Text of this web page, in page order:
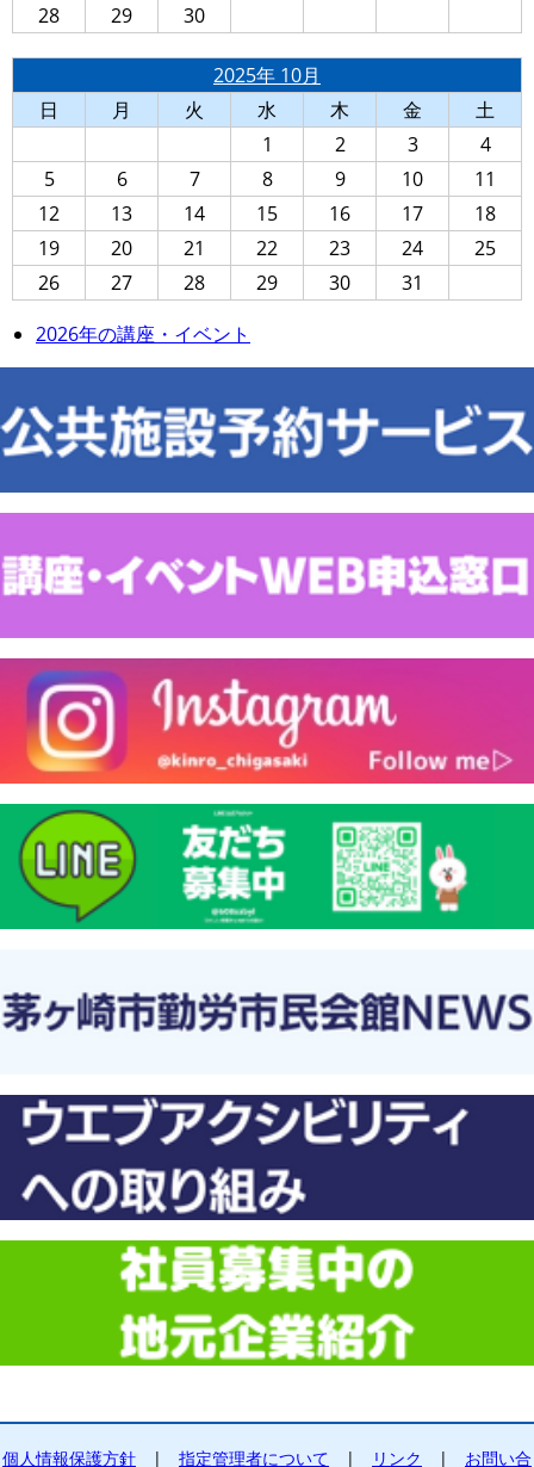
28
29 30
2025年 10月
日
月 火 水 木 金
土
1
2 3
4
5
6 7 8 9 10
11
12
13 14 15 16 17
18
19
20 21 22 23 24
25
26
27 28 29 30
31
2026年の講座・イベント
個人情報保護方針 | 指定管理者について | リンク | お問い合